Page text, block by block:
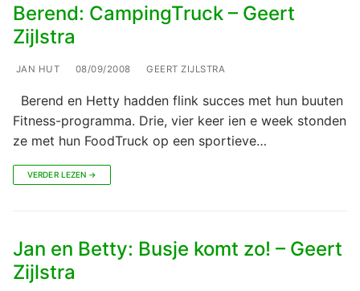
Berend: CampingTruck – Geert
Zijlstra
JAN HUT 08/09/2008 GEERT ZIJLSTRA
Berend en Hetty hadden flink succes met hun buuten
Fitness-programma. Drie, vier keer ien e week stonden
ze met hun FoodTruck op een sportieve…
VERDER LEZEN →
Jan en Betty: Busje komt zo! – Geert
Zijlstra